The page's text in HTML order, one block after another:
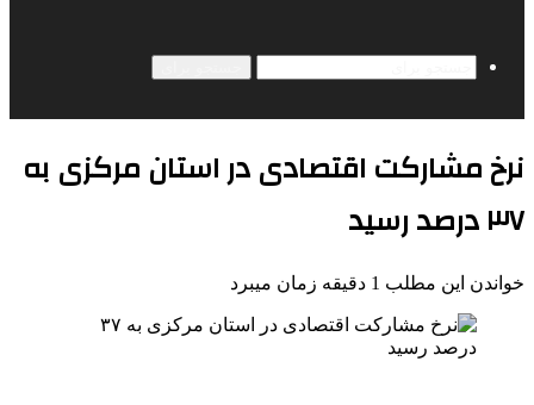
نرخ مشارکت اقتصادی در استان مرکزی به
۳۷ درصد رسید
خواندن این مطلب 1 دقیقه زمان میبرد